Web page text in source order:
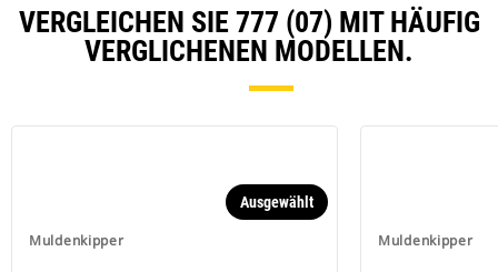
VERGLEICHEN SIE 777 (07) MIT HÄUFIG
VERGLICHENEN MODELLEN.
Muldenkipper
Ausgewählt
Muldenkipper